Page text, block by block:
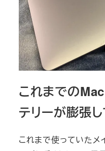
これまでの
テリーが膨張
これまで使っていた